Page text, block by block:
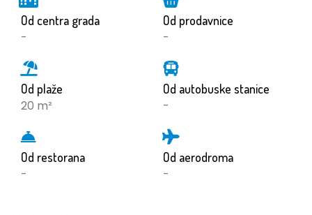
Od centra grada
-
Od plaže
20 m²
Od restorana
-
Od prodavnice
-
Od autobuske stanice
-
Od aerodroma
-